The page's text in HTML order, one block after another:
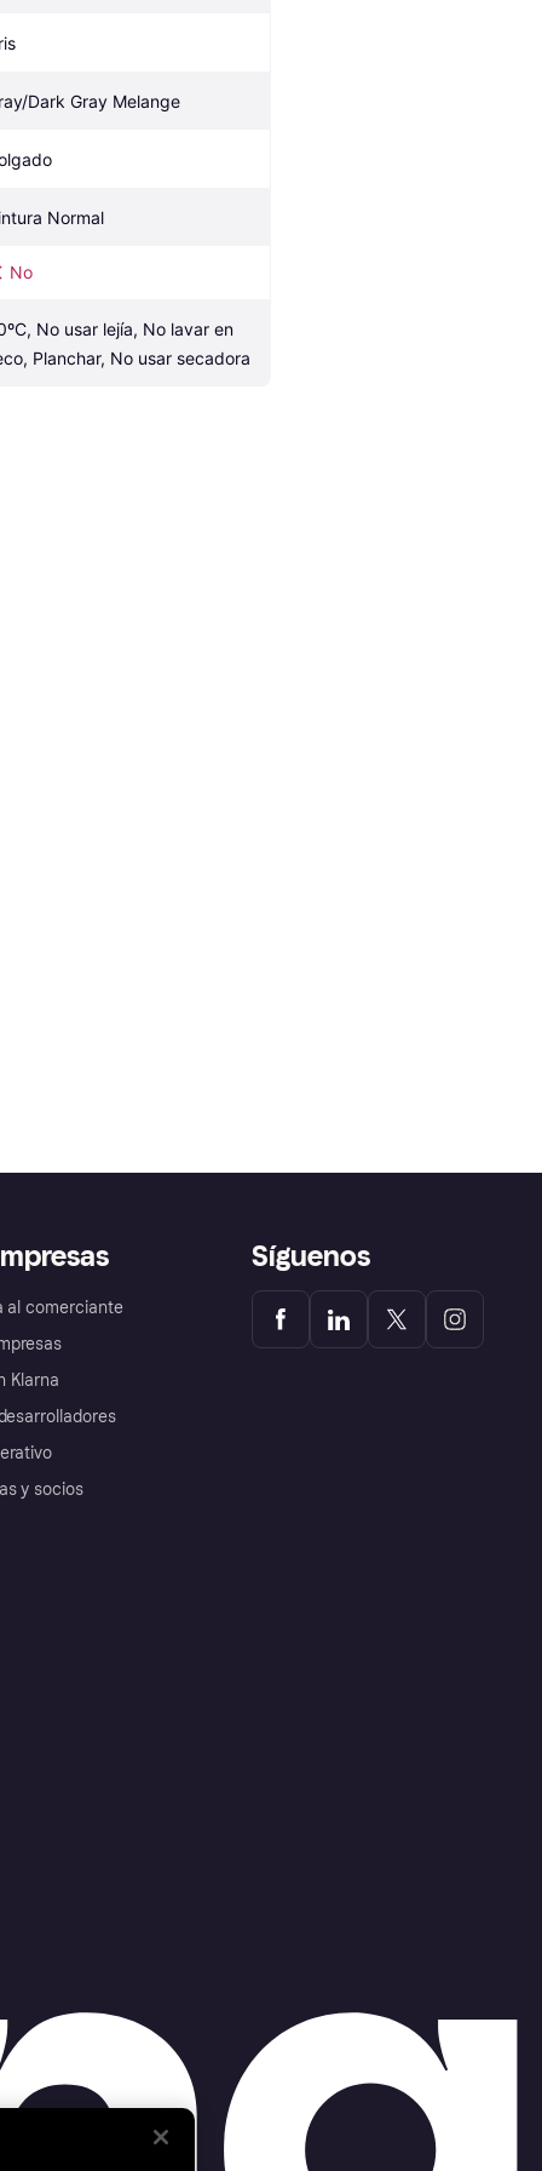
Dark Gray Melange
Normal
No
No usar lejía, No lavar en
Planchar, No usar secadora
al comerciante
Klarna
y socios
Síguenos